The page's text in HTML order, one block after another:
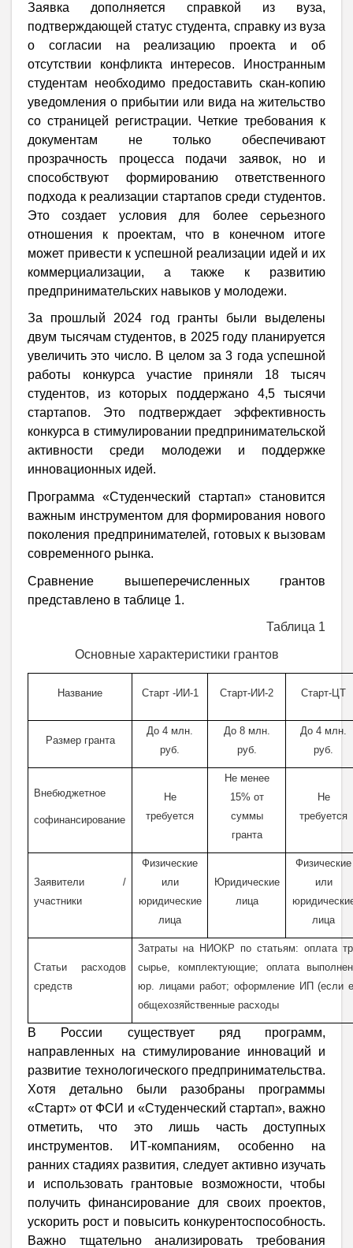
Заявка дополняется справкой из вуза,
подтверждающей статус студента, справку из вуза
о согласии на реализацию проекта и об
отсутствии конфликта интересов. Иностранным
студентам необходимо предоставить скан‑копию
уведомления о прибытии или вида на жительство
со страницей регистрации. Четкие требования к
документам не только обеспечивают
прозрачность процесса подачи заявок, но и
способствуют формированию ответственного
подхода к реализации стартапов среди студентов.
Это создает условия для более серьезного
отношения к проектам, что в конечном итоге
может привести к успешной реализации идей и их
коммерциализации, а также к развитию
предпринимательских навыков у молодежи.
За прошлый 2024 год гранты были выделены
двум тысячам студентов, в 2025 году планируется
увеличить это число. В целом за 3 года успешной
работы конкурса участие приняли 18 тысяч
студентов, из которых поддержано 4,5 тысячи
стартапов. Это подтверждает эффективность
конкурса в стимулировании предпринимательской
активности среди молодежи и поддержке
инновационных идей.
Программа «Студенческий стартап» становится
важным инструментом для формирования нового
поколения предпринимателей, готовых к вызовам
современного рынка.
Сравнение вышеперечисленных грантов
представлено в таблице 1.
Таблица 1
Основные характеристики грантов
Название Старт -ИИ-1 Старт-ИИ-2 Старт-ЦТ
Размер гранта
До 4 млн.
руб.
До 8 млн.
руб.
До 4 млн.
руб.
Внебюджетное
софинансирование
Не
требуется
Не менее
15% от
суммы
гранта
Не
требуется
Заявители /
участники
Физические
или
юридические
лица
Юридические
лица
Физические
или
лица
Статьи расходов
средств
Затраты на НИОКР по статьям: оплата
сырье, комплектующие; оплата
юр. лицами работ; оформление ИП (если
общехозяйственные расходы
В России существует ряд программ,
направленных на стимулирование инноваций и
развитие технологического предпринимательства.
Хотя детально были разобраны программы
«Старт» от ФСИ и «Студенческий стартап», важно
отметить, что это лишь часть доступных
инструментов. ИТ-компаниям, особенно на
ранних стадиях развития, следует активно изучать
и использовать грантовые возможности, чтобы
получить финансирование для своих проектов,
ускорить рост и повысить конкурентоспособность.
Важно тщательно анализировать требования